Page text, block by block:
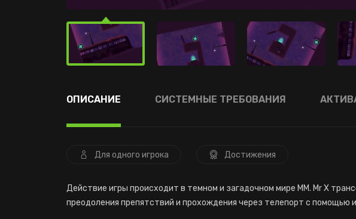
ОПИСАНИЕ СИСТЕМНЫЕ ТРЕБОВАНИЯ
Для одного игрока Достижения
Действие игры происходит в темном и загадочном мире MM. Mr X
преодоления препятствий и прохождения через телепорт с помощью